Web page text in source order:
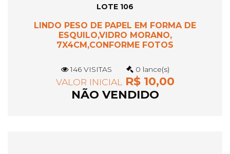
LOTE 106
LINDO PESO DE PAPEL EM FORMA DE
ESQUILO,VIDRO MORANO,
7X4CM,CONFORME FOTOS
146 VISITAS 0 lance(s)
VALOR INICIAL R$ 10,00
NÃO VENDIDO